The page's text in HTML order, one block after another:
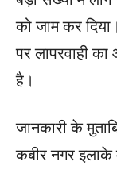
को जाम कर
पर लापरवाही
है।
जानकारी के
कबीर नगर